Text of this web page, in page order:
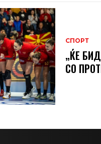
СПОРТ
„ЌЕ
СО